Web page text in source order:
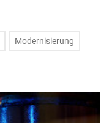
Modernisierung